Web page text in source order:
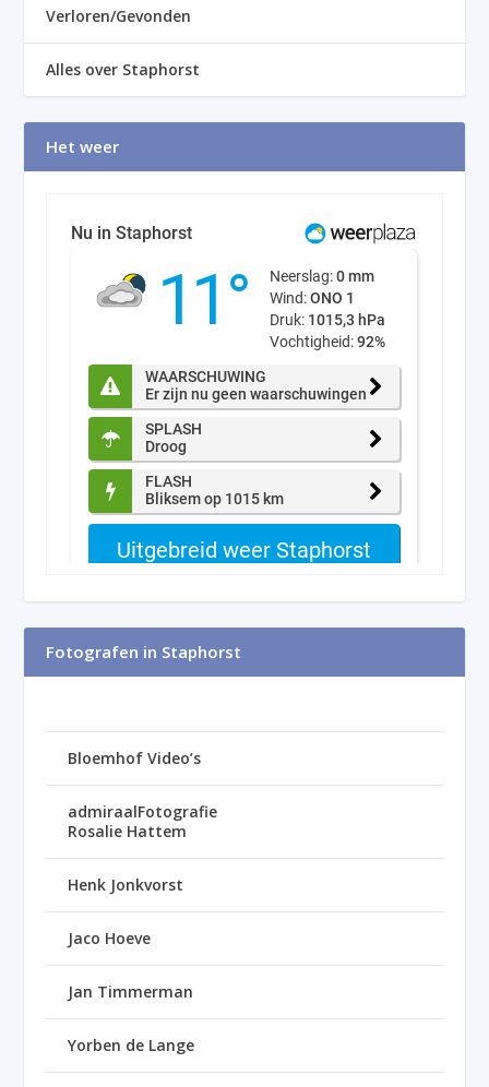
Verloren/Gevonden
Alles over Staphorst
Het weer
Fotografen in Staphorst
Bloemhof Video’s
admiraalFotografie
Rosalie Hattem
Henk Jonkvorst
Jaco Hoeve
Jan Timmerman
Yorben de Lange